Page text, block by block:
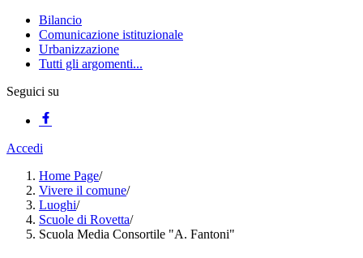
Bilancio
Comunicazione istituzionale
Urbanizzazione
Tutti gli argomenti...
Seguici su
Accedi
Home Page/
Vivere il comune/
Luoghi/
Scuole di Rovetta/
Scuola Media Consortile "A. Fantoni"